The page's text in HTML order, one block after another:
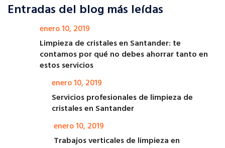
Entradas del blog más leídas
enero 10, 2019
Limpieza de cristales en Santander: te
contamos por qué no debes ahorrar tanto en
estos servicios
enero 10, 2019
Servicios profesionales de limpieza de
cristales en Santander
enero 10, 2019
Trabajos verticales de limpieza en